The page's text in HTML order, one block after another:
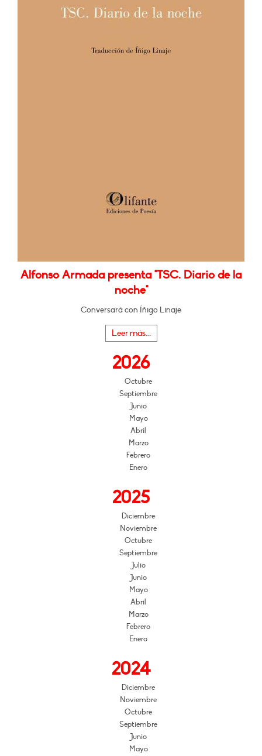
Alfonso Armada presenta "TSC. Diario de la
noche"
Conversará con Íñigo Linaje
Leer más...
2026
Octubre
Septiembre
Junio
Mayo
Abril
Marzo
Febrero
Enero
2025
Diciembre
Noviembre
Octubre
Septiembre
Julio
Junio
Mayo
Abril
Marzo
Febrero
Enero
2024
Diciembre
Noviembre
Octubre
Septiembre
Junio
Mayo